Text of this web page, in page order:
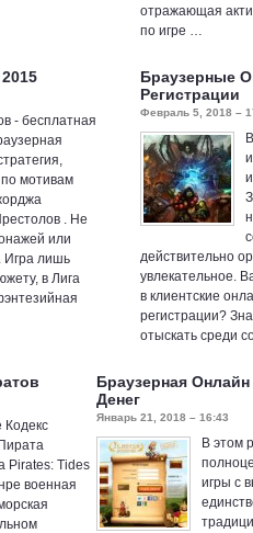
отражающая
по игре …
- бесплатная
мотивам
. Не
или
Игра лишь
в Лига
Браузерные
Регистрации
Февраль 5, 2018 –
действительно
увлекательное.
в клиентские
регистрации?
отыскать среди
Кодекс
Pirates: Tides
военная
Браузерная
Денег
Январь 21, 2018 – 16:43
В этом
игры с